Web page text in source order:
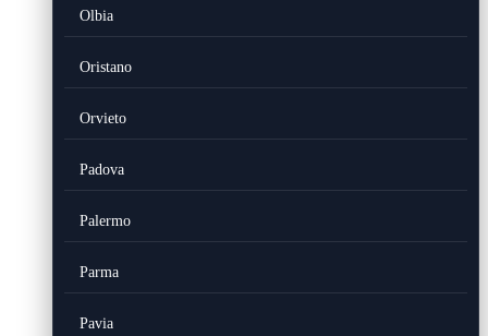
Olbia
Oristano
Orvieto
Padova
Palermo
Parma
Pavia